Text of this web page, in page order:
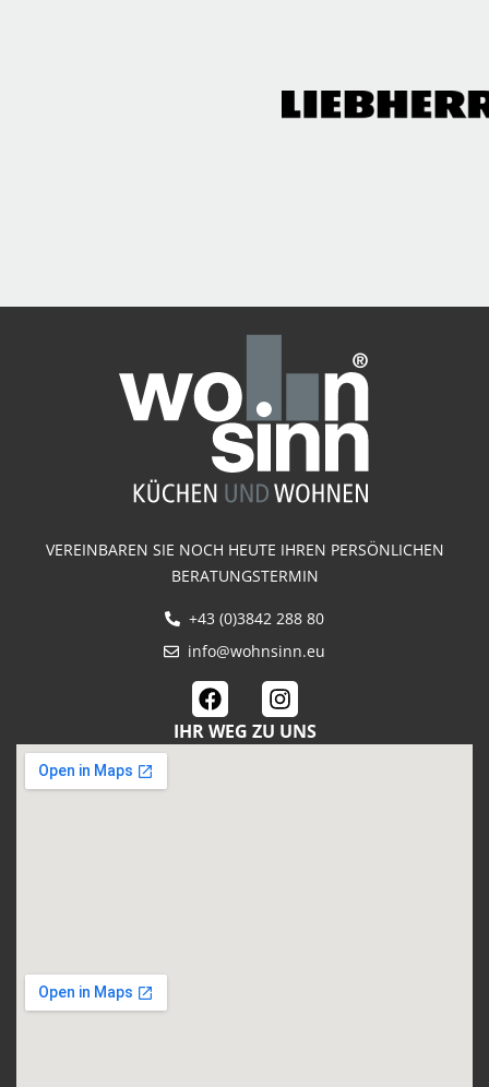
VEREINBAREN SIE NOCH HEUTE IHREN PERSÖNLICHEN
BERATUNGSTERMIN
+43 (0)3842 288 80
info@wohnsinn.eu
IHR WEG ZU UNS